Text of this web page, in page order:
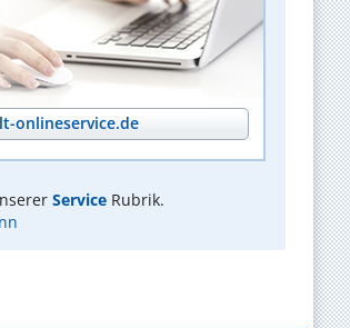
onlineservice.de
ServiceRubrik.